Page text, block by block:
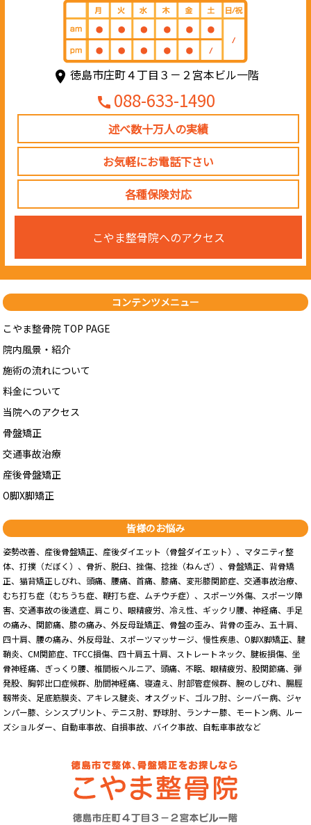
place 徳島市庄町４丁目３－２宮本ビル一階
call 088-633-1490
述べ数十万人の実績
お気軽にお電話下さい
各種保険対応
こやま整骨院へのアクセス
コンテンツメニュー
こやま整骨院 TOP PAGE
院内風景・紹介
施術の流れについて
料金について
当院へのアクセス
骨盤矯正
交通事故治療
産後骨盤矯正
O脚X脚矯正
皆様のお悩み
姿勢改善、産後骨盤矯正、産後ダイエット（骨盤ダイエット）、マタニティ整
体、打撲（だぼく）、骨折、脱臼、挫傷、捻挫（ねんざ）、骨盤矯正、背骨矯
正、猫背矯正しびれ、頭痛、腰痛、首痛、膝痛、変形膝関節症、交通事故治療、
むち打ち症（むちうち症、鞭打ち症、ムチウチ症）、スポーツ外傷、スポーツ障
害、交通事故の後遺症、肩こり、眼精疲労、冷え性、ギックリ腰、神経痛、手足
の痛み、関節痛、膝の痛み、外反母趾矯正、骨盤の歪み、背骨の歪み、五十肩、
四十肩、腰の痛み、外反母趾、スポーツマッサージ、慢性疾患、O脚X脚矯正、腱
鞘炎、CM関節症、TFCC損傷、四十肩五十肩、ストレートネック、腱板損傷、坐
骨神経痛、ぎっくり腰、椎間板ヘルニア、頭痛、不眠、眼精疲労、股関節痛、弾
発股、胸郭出口症候群、肋間神経痛、寝違え、肘部管症候群、腕のしびれ、腸脛
靱帯炎、足底筋膜炎、アキレス腱炎、オスグッド、ゴルフ肘、シーバー病、ジャ
ンパー膝、シンスプリント、テニス肘、野球肘、ランナー膝、モートン病、ルー
ズショルダー、自動車事故、自損事故、バイク事故、自転車事故など